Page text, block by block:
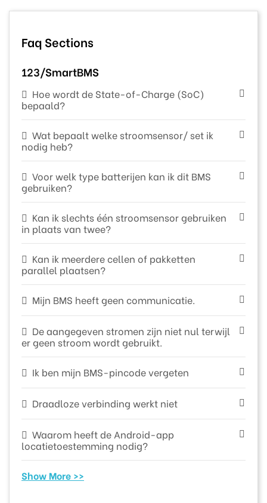
Faq Sections
123/SmartBMS
Hoe wordt de State-of-Charge (SoC)
bepaald?
Wat bepaalt welke stroomsensor/ set ik
nodig heb?
Voor welk type batterijen kan ik dit BMS
gebruiken?
Kan ik slechts één stroomsensor gebruiken
in plaats van twee?
Kan ik meerdere cellen of pakketten
parallel plaatsen?
Mijn BMS heeft geen communicatie.
De aangegeven stromen zijn niet nul terwijl
er geen stroom wordt gebruikt.
Ik ben mijn BMS-pincode vergeten
Draadloze verbinding werkt niet
Waarom heeft de Android-app
locatietoestemming nodig?
Show More >>